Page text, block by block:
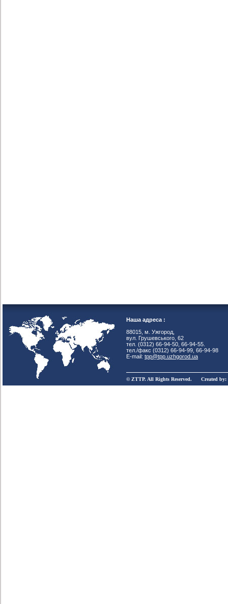
Наша адреса :
88015, м. Ужгород,
вул. Грушевського, 62
тел. (0312) 66-94-50, 66-94-55.
тел./факс (0312) 66-94-99, 66-94-98
E-mail: tpp@tpp.uzhgorod.ua
© ZTTP. All Rights Reserved. Created by: